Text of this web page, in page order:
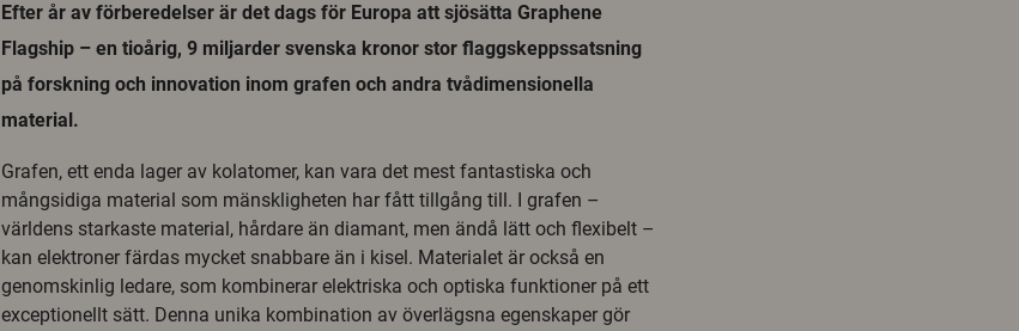
Efter år av förberedelser är det dags för Europa att sjösätta Graphene
Flagship – en tioårig, 9 miljarder svenska kronor stor flaggskeppssatsning
på forskning och innovation inom grafen och andra tvådimensionella
material.
Grafen, ett enda lager av kolatomer, kan vara det mest fantastiska och
mångsidiga material som mänskligheten har fått tillgång till. I grafen –
världens starkaste material, hårdare än diamant, men ändå lätt och flexibelt –
kan elektroner färdas mycket snabbare än i kisel. Materialet är också en
genomskinlig ledare, som kombinerar elektriska och optiska funktioner på ett
exceptionellt sätt. Denna unika kombination av överlägsna egenskaper gör